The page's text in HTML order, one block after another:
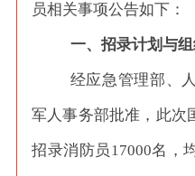
员相关事项公告如下：
一、招录计划与
经应急管理部、
军人事务部批准，此次
招录消防员 17000名，